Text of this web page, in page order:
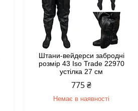
Штани-вейдерси забродні
розмір 43 Iso Trade 22970
устілка 27 см
775 ₴
Немає в наявності